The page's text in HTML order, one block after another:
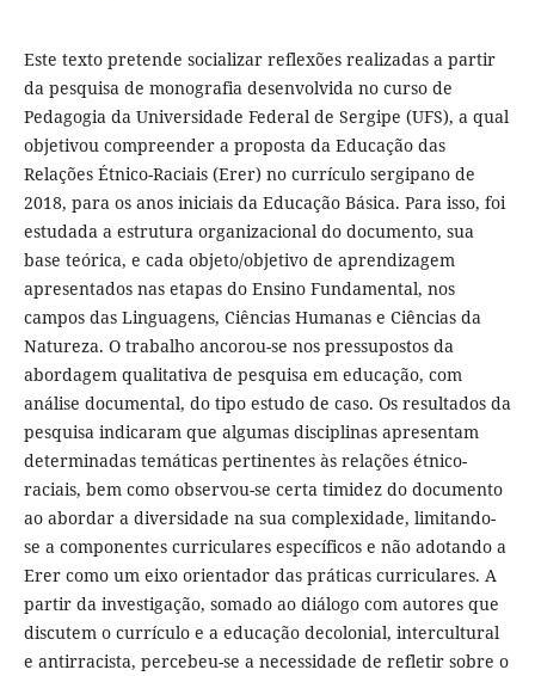
Este texto pretende socializar reflexões realizadas a partir
da pesquisa de monografia desenvolvida no curso de
Pedagogia da Universidade Federal de Sergipe (UFS), a qual
objetivou compreender a proposta da Educação das
Relações Étnico-Raciais (Erer) no currículo sergipano de
2018, para os anos iniciais da Educação Básica. Para isso, foi
estudada a estrutura organizacional do documento, sua
base teórica, e cada objeto/objetivo de aprendizagem
apresentados nas etapas do Ensino Fundamental, nos
campos das Linguagens, Ciências Humanas e Ciências da
Natureza. O trabalho ancorou-se nos pressupostos da
abordagem qualitativa de pesquisa em educação, com
análise documental, do tipo estudo de caso. Os resultados da
pesquisa indicaram que algumas disciplinas apresentam
determinadas temáticas pertinentes às relações étnico-
raciais, bem como observou-se certa timidez do documento
ao abordar a diversidade na sua complexidade, limitando-
se a componentes curriculares específicos e não adotando a
Erer como um eixo orientador das práticas curriculares. A
partir da investigação, somado ao diálogo com autores que
discutem o currículo e a educação decolonial, intercultural
e antirracista, percebeu-se a necessidade de refletir sobre o